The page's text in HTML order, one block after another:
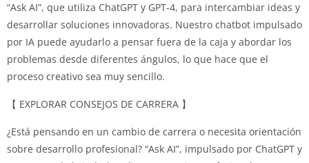
“Ask AI”, que utiliza ChatGPT y GPT-4, para intercambiar ideas y
desarrollar soluciones innovadoras. Nuestro chatbot impulsado
por IA puede ayudarlo a pensar fuera de la caja y abordar los
problemas desde diferentes ángulos, lo que hace que el
proceso creativo sea muy sencillo.
【 EXPLORAR CONSEJOS DE CARRERA 】
¿Está pensando en un cambio de carrera o necesita orientación
sobre desarrollo profesional? “Ask AI”, impulsado por ChatGPT y